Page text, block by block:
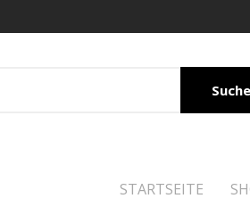
Suche
STARTSEITE